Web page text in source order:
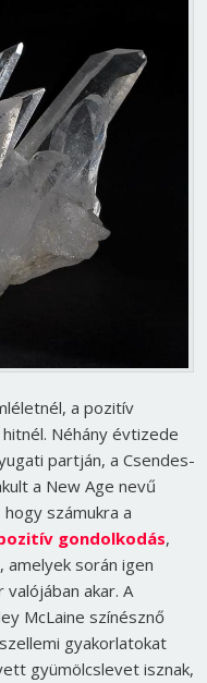
a pozitív
Néhány évtizede
partján, a Csendes-
a New Age nevű
számukra a
gondolkodás,
amelyek során igen
akar. A
McLaine színésznő
gyakorlatokat
gyümölcslevet isznak,